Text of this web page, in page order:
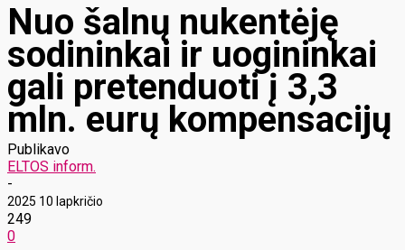
Nuo šalnų nukentėję
sodininkai ir uogininkai
gali pretenduoti į 3,3
mln. eurų kompensacijų
Publikavo
ELTOS inform.
-
2025 10 lapkričio
249
0